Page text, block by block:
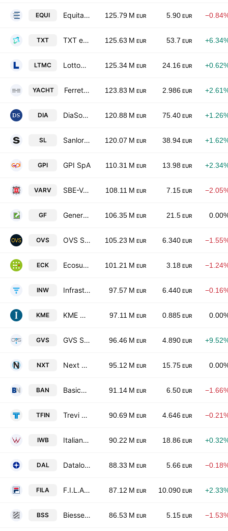
EQUI Equita Group SpA 125.79 M EUR 5.90 EUR
TXT TXT e-solutions S.p.A. 125.63 M EUR 53.7 EUR
LTMC Lottomatica Group S.P.A. 125.34 M EUR 24.16 EUR
YACHT Ferretti S.p.A. 123.83 M EUR 2.986 EUR
DIA DiaSorin S.p.A. 120.88 M EUR 75.40 EUR
SL Sanlorenzo S.p.A. 120.07 M EUR 38.94 EUR
GPI GPI SpA 110.31 M EUR 13.98 EUR
VARV SBE-Varvit S.p.A. Class A 108.11 M EUR 7.15 EUR
GF Generalfinance S.p.A. 106.35 M EUR 21.5 EUR
OVS OVS S.p.A. 105.23 M EUR 6.340 EUR
ECK Ecosuntek S.p.A. 101.21 M EUR 3.18 EUR
INW Infrastrutture Wireless Italiane S.p.A. 97.57 M EUR 6.440 EUR
KME KME Group S.p.A. 97.11 M EUR 0.885 EUR
GVS GVS S.p.A 96.46 M EUR 4.890 EUR
NXT Next Geosolutions Europe SpA 95.12 M EUR 15.75 EUR
BAN BasicNet S.p.A. 91.14 M EUR 6.50 EUR
TFIN Trevi Finanziaria Industriale S.p.A. 90.69 M EUR 4.646 EUR
IWB Italian Wine Brands S.p.A. 90.22 M EUR 18.86 EUR
DAL Datalogic S.p.A. 88.33 M EUR 5.66 EUR
FILA F.I.L.A. - Fabbrica Italiana Lapis ed Affini S.p.A. 87.12 M EUR 10.090 EUR
BSS Biesse S.p.A. 86.53 M EUR 5.15 EUR